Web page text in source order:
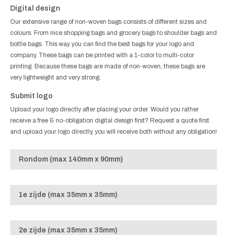
Digital design
Our extensive range of non-woven bags consists of different sizes and
colours. From nice shopping bags and grocery bags to shoulder bags and
bottle bags. This way you can find the best bags for your logo and
company. These bags can be printed with a 1-color to multi-color
printing. Because these bags are made of non-woven, these bags are
very lightweight and very strong.
Submit logo
Upload your logo directly after placing your order. Would you rather
receive a free & no-obligation digital design first? Request a quote first
and upload your logo directly, you will receive both without any obligation!
Rondom (max 140mm x 90mm)
1e zijde (max 35mm x 35mm)
2e zijde (max 35mm x 35mm)